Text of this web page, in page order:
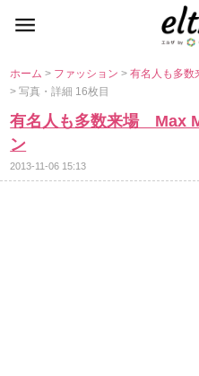
ホーム> ファッション>有名人も多
> 写真・詳細 16枚目
有名人も多数来場 Max
ン
2013-11-06 15:13